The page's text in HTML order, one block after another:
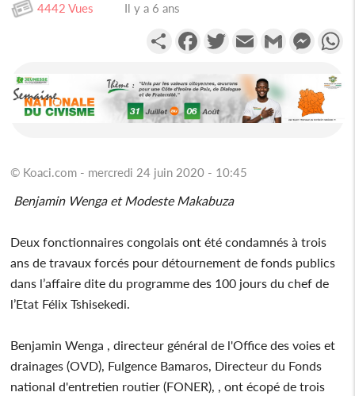
4442 Vues Il y a 6 ans
PartagerFacebookTwitterEmail Gmail
© Koaci.com - mercredi 24 juin 2020 - 10:45
Benjamin Wenga et Modeste Makabuza
Deux fonctionnaires congolais ont été condamnés à trois
ans de travaux forcés pour détournement de fonds publics
dans l’affaire dite du programme des 100 jours du chef de
l’Etat Félix Tshisekedi.
Benjamin Wenga , directeur général de l'Office des voies et
drainages (OVD), Fulgence Bamaros, Directeur du Fonds
national d'entretien routier (FONER), , ont écopé de trois